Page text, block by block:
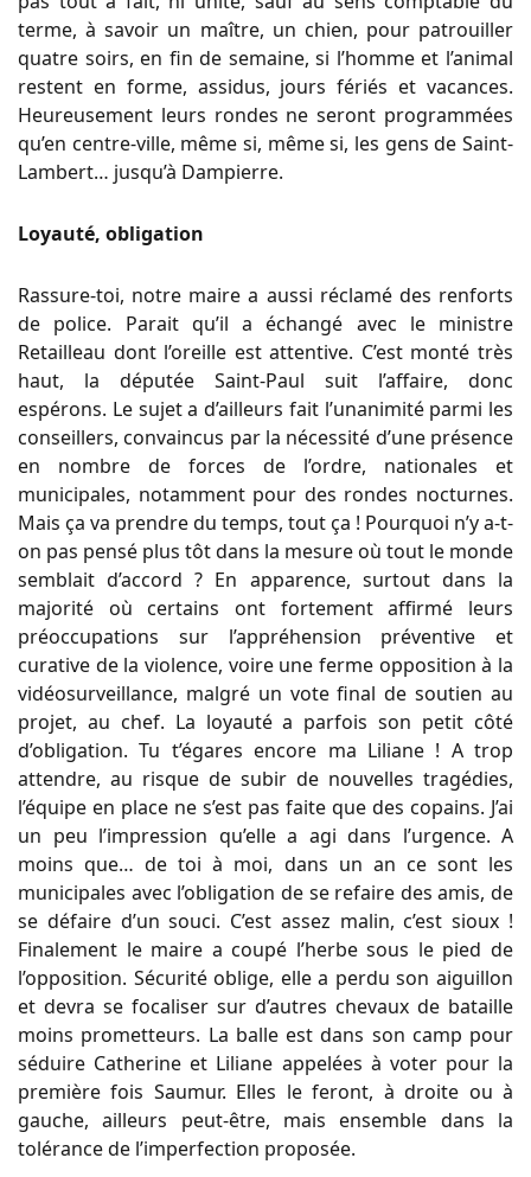
terme, à savoir un maître, un chien, pour patrouiller
quatre soirs, en fin de semaine, si l’homme et l’animal
restent en forme, assidus, jours fériés et vacances.
Heureusement leurs rondes ne seront programmées
qu’en centre-ville, même si, même si, les gens de Saint-
Lambert… jusqu’à Dampierre.
Loyauté, obligation
Rassure-toi, notre maire a aussi réclamé des renforts
de police. Parait qu’il a échangé avec le ministre
Retailleau dont l’oreille est attentive. C’est monté très
haut, la députée Saint-Paul suit l’affaire, donc
espérons. Le sujet a d’ailleurs fait l’unanimité parmi les
conseillers, convaincus par la nécessité d’une présence
en nombre de forces de l’ordre, nationales et
municipales, notamment pour des rondes nocturnes.
Mais ça va prendre du temps, tout ça ! Pourquoi n’y a-t-
on pas pensé plus tôt dans la mesure où tout le monde
semblait d’accord ? En apparence, surtout dans la
majorité où certains ont fortement affirmé leurs
préoccupations sur l’appréhension préventive et
curative de la violence, voire une ferme opposition à la
vidéosurveillance, malgré un vote final de soutien au
projet, au chef. La loyauté a parfois son petit côté
d’obligation. Tu t’égares encore ma Liliane ! A trop
attendre, au risque de subir de nouvelles tragédies,
l’équipe en place ne s’est pas faite que des copains. J’ai
un peu l’impression qu’elle a agi dans l’urgence. A
moins que… de toi à moi, dans un an ce sont les
municipales avec l’obligation de se refaire des amis, de
se défaire d’un souci. C’est assez malin, c’est sioux !
Finalement le maire a coupé l’herbe sous le pied de
l’opposition. Sécurité oblige, elle a perdu son aiguillon
et devra se focaliser sur d’autres chevaux de bataille
moins prometteurs. La balle est dans son camp pour
séduire Catherine et Liliane appelées à voter pour la
première fois Saumur. Elles le feront, à droite ou à
gauche, ailleurs peut-être, mais ensemble dans la
tolérance de l’imperfection proposée.